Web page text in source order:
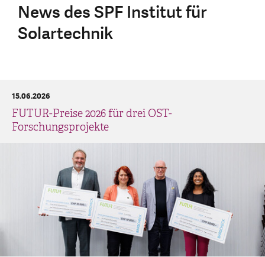
News des SPF Institut für
Solartechnik
FUTUR-Preise 2026 für drei OST-
Forschungsprojekte
15.06.2026